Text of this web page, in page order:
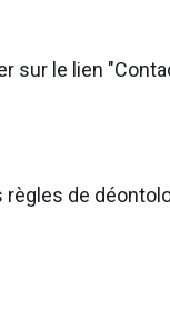
sur le lien
de